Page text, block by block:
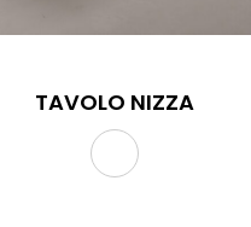
TAVOLO NIZZA